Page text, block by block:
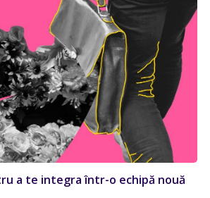
a te integra într-o echipă nouă